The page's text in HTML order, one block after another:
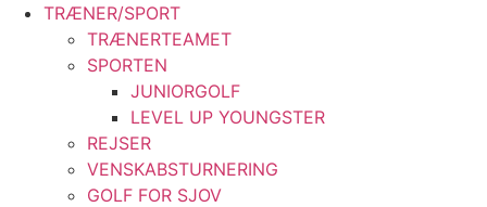
TRÆNER/SPORT
TRÆNERTEAMET
SPORTEN
JUNIORGOLF
LEVEL UP YOUNGSTER
REJSER
VENSKABSTURNERING
GOLF FOR SJOV